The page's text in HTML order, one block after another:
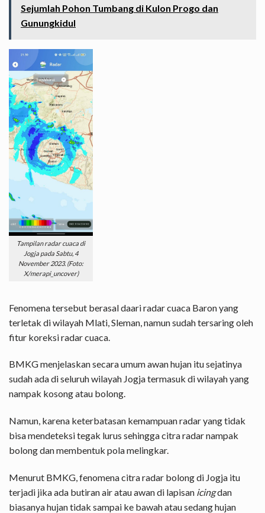
Sejumlah Pohon Tumbang di Kulon Progo dan
Gunungkidul
Tampilan radar cuaca di
Jogja pada Sabtu, 4
November 2023. (Foto:
X/merapi_uncover)
Fenomena tersebut berasal daari radar cuaca Baron yang
terletak di wilayah Mlati, Sleman, namun sudah tersaring oleh
fitur koreksi radar cuaca.
BMKG menjelaskan secara umum awan hujan itu sejatinya
sudah ada di seluruh wilayah Jogja termasuk di wilayah yang
nampak kosong atau bolong.
Namun, karena keterbatasan kemampuan radar yang tidak
bisa mendeteksi tegak lurus sehingga citra radar nampak
bolong dan membentuk pola melingkar.
Menurut BMKG, fenomena citra radar bolong di Jogja itu
terjadi jika ada butiran air atau awan di lapisan icingdan
biasanya hujan tidak sampai ke bawah atau sedang hujan